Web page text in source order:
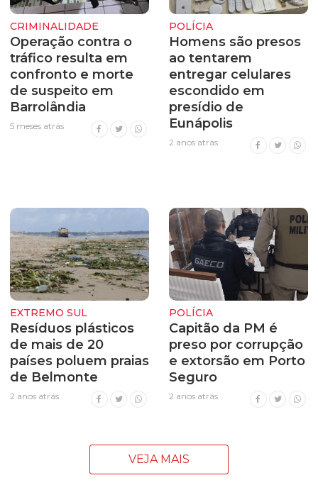
CRIMINALIDADE
Operação contra o
tráfico resulta em
confronto e morte
de suspeito em
Barrolândia
5 meses atrás
POLÍCIA
Homens são presos
ao tentarem
entregar celulares
escondido em
presídio de
Eunápolis
2 anos atrás
EXTREMO SUL
Resíduos plásticos
de mais de 20
países poluem praias
de Belmonte
2 anos atrás
POLÍCIA
Capitão da PM é
preso por corrupção
e extorsão em Porto
Seguro
2 anos atrás
VEJA MAIS